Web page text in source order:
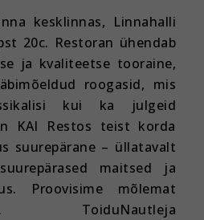
20c. Restoran ühendab
ja kvaliteetse tooraine,
roogasid, mis
kui ka julgeid
KAI Restos teist korda
suurepärane – üllatavalt
maitsed ja
Proovisime mõlemat
ToiduNautleja